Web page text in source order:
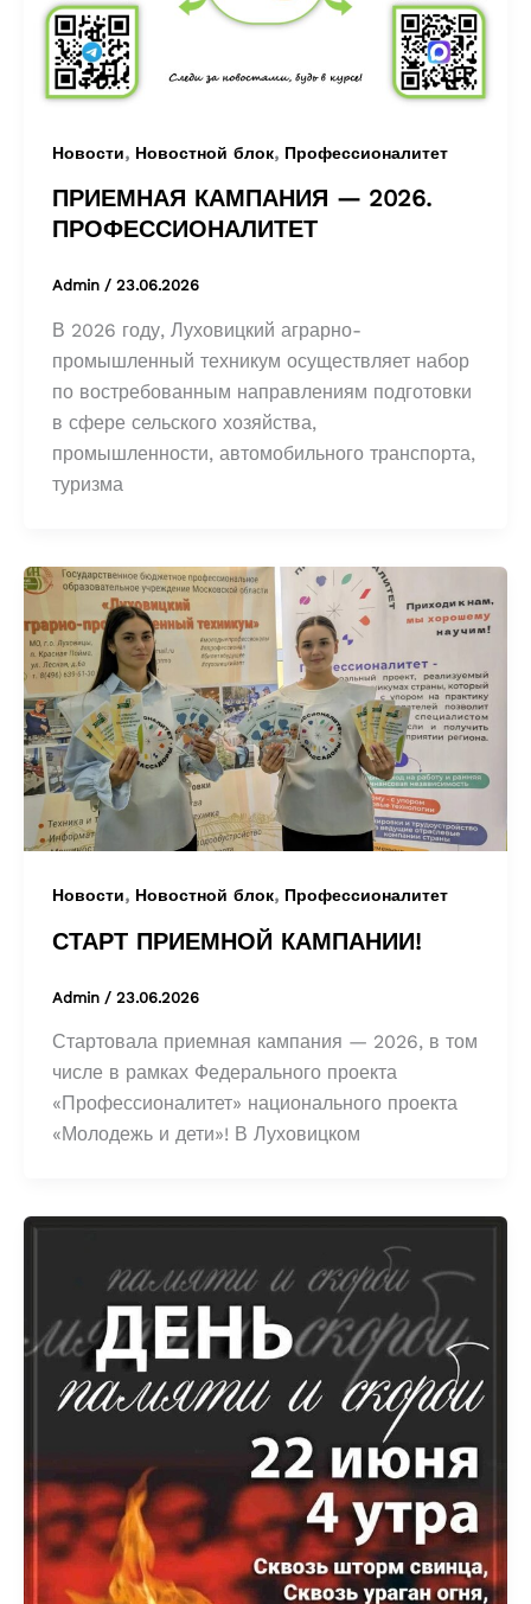
Новости, Новостной блок, Профессионалитет
ПРИЕМНАЯ КАМПАНИЯ — 2026.
ПРОФЕССИОНАЛИТЕТ
Admin / 23.06.2026
В 2026 году, Луховицкий аграрно-
промышленный техникум осуществляет набор
по востребованным направлениям подготовки
в сфере сельского хозяйства,
промышленности, автомобильного транспорта,
туризма
Новости, Новостной блок, Профессионалитет
СТАРТ ПРИЕМНОЙ КАМПАНИИ!
Admin / 23.06.2026
Стартовала приемная кампания — 2026, в том
числе в рамках Федерального проекта
«Профессионалитет» национального проекта
«Молодежь и дети»! В Луховицком